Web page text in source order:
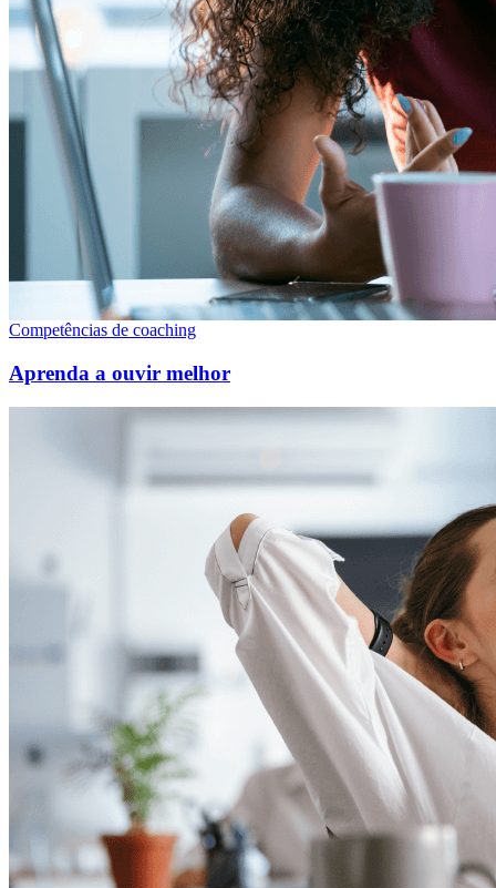
Competências de coaching
Aprenda a ouvir melhor